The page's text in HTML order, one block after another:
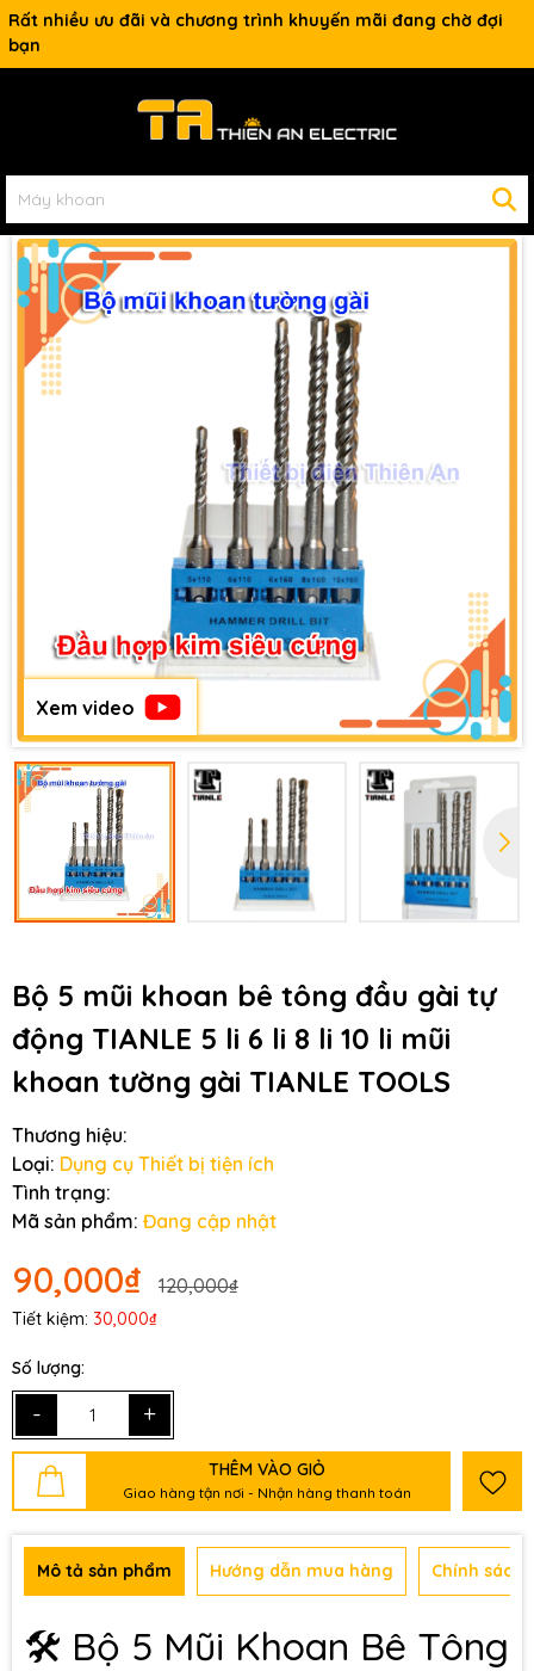
Rất nhiều ưu đãi và chương trình khuyến mãi đang chờ đợi
bạn
Xem video
Bộ 5 mũi khoan bê tông đầu gài tự
động TIANLE 5 li 6 li 8 li 10 li mũi
khoan tường gài TIANLE TOOLS
Thương hiệu:
Loại: Dụng cụ Thiết bị tiện ích
Tình trạng:
Mã sản phẩm: Đang cập nhật
90,000₫ 120,000₫
Tiết kiệm: 30,000₫
Số lượng:
- +
THÊM VÀO GIỎ
Giao hàng tận nơi - Nhận hàng thanh toán
Mô tả sản phẩm Hướng dẫn mua hàng Chính sách
🛠️ Bộ 5 Mũi Khoan Bê Tông